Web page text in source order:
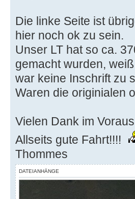
Die linke Seite ist
hier noch ok zu sein.
Unser LT hat so ca.
gemacht wurden,
war keine Inschrift zu
Waren die originialen
Vielen Dank im
Allseits gute Fahrt!!!!
Thommes
DATEIANHÄNGE